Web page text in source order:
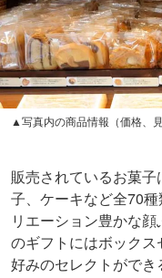
▲写真内の商品情報（価格、
販売されているお菓
子、ケーキなど全70
リエーション豊かな
のギフトにはボック
好みのセレクトがで